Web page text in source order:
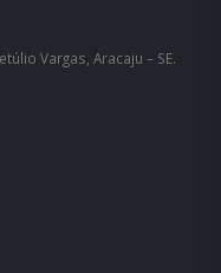
Vargas, Aracaju – SE.